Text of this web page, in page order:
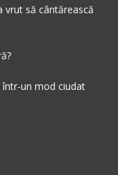
vrut să cântărească
într-un mod ciudat